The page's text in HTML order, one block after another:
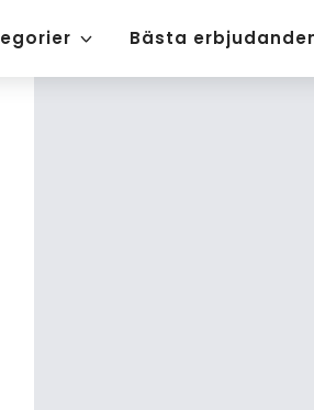
Bästa